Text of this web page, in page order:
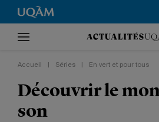
Accueil Séries En vert et pour tous
Découvrir le
son